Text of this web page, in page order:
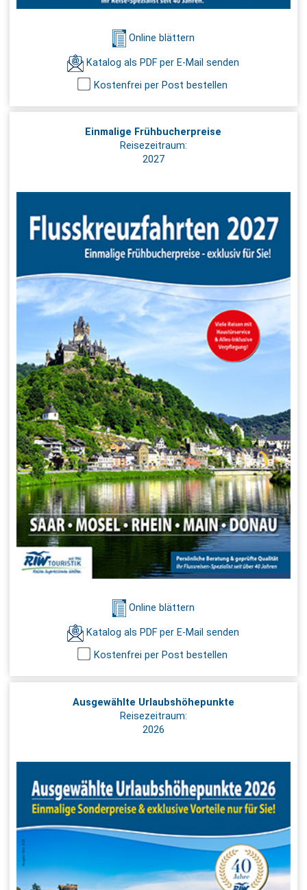
Online blättern
Katalog als PDF per E-Mail senden
Kostenfrei per Post bestellen
Einmalige Frühbucherpreise
Reisezeitraum:
2027
Online blättern
Katalog als PDF per E-Mail senden
Kostenfrei per Post bestellen
Ausgewählte Urlaubshöhepunkte
Reisezeitraum:
2026